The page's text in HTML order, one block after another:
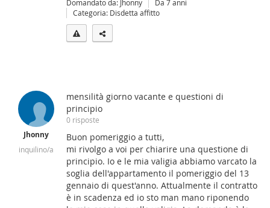
Domandato da: Jhonny
Da 7 anni
Categoria: Disdetta affitto
Jhonny
inquilino/a
mensilità giorno vacante e questioni di
principio
0 risposte
Buon pomeriggio a tutti,
mi rivolgo a voi per chiarire una questione di
principio. Io e le mia valigia abbiamo varcato la
soglia dell'appartamento il pomeriggio del 13
gennaio di quest'anno. Attualmente il contratto
è in scadenza ed io sto man mano riponendo